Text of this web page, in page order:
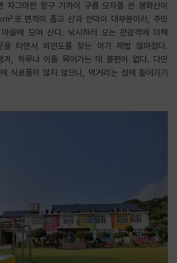
자그마한 항구 가까이 구름 모자를 쓴 봉화산이
로 면적이 좁고 산과 언덕이 대부분이라, 주민
을에 모여 산다. 낚시하러 오는 관광객에 더해
을 타면서 외연도를 찾는 이가 제법 많아졌다.
, 하루나 이틀 묵어가는 데 불편이 없다. 다만
식료품이 많지 않으니, 먹거리는 섬에 들어가기